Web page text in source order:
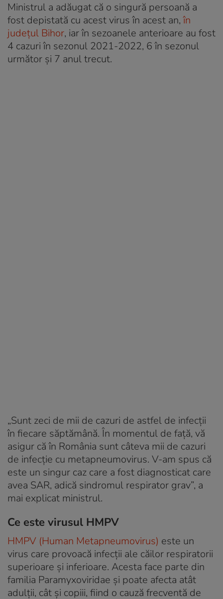
Ministrul a adăugat că o singură persoană a
fost depistată cu acest virus în acest an,în
județul Bihor, iar în sezoanele anterioare au fost
4 cazuri în sezonul 2021-2022, 6 în sezonul
următor şi 7 anul trecut.
„Sunt zeci de mii de cazuri de astfel de infecţii
în fiecare săptămână. În momentul de faţă, vă
asigur că în România sunt câteva mii de cazuri
de infecţie cu metapneumovirus. V-am spus că
este un singur caz care a fost diagnosticat care
avea SAR, adică sindromul respirator grav”, a
mai explicat ministrul.
Ce este virusul HMPV
HMPV (Human Metapneumovirus) este un
virus care provoacă infecții ale căilor respiratorii
superioare și inferioare. Acesta face parte din
familia Paramyxoviridae și poate afecta atât
adulții, cât și copiii, fiind o cauză frecventă de